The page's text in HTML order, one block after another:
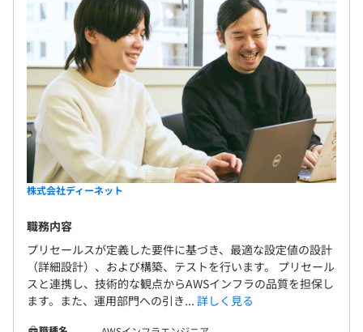
株式会社ディーネット
職務内容
プリセールスが定義した要件に基づき、最適な設定値の設計
（詳細設計）、および構築、テストを行います。 プリセール
スと連携し、技術的な観点からAWSインフラの品質を担保し
ます。また、運用部門への引き... 詳しく見る